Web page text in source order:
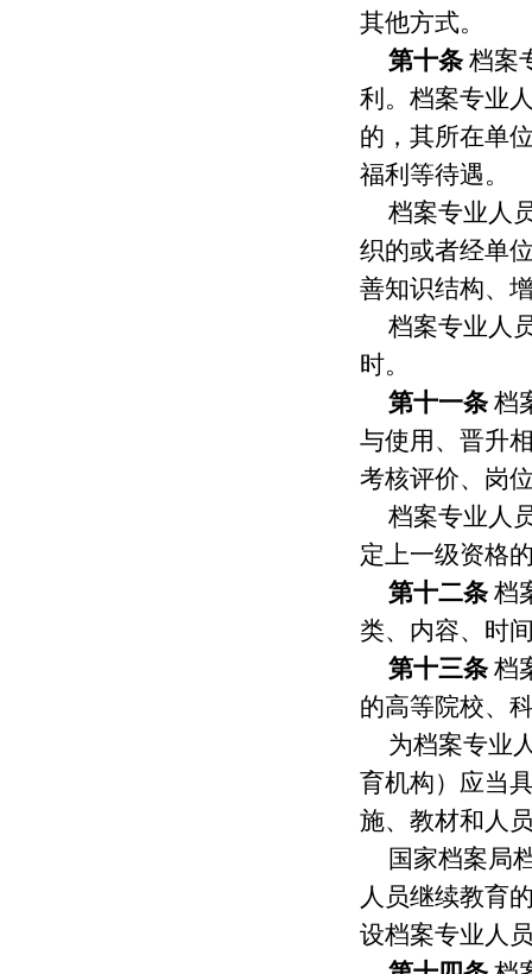
其他方式。
第十条 档案
利。档案专业
的，其所在单
福利等待遇。
档案专业人
织的或者经单
善知识结构、
档案专业人
时。
第十一条 档
与使用、晋升
考核评价、岗
档案专业人
定上一级资格
第十二条 档
类、内容、时
第十三条 档
的高等院校、
为档案专业
育机构）应当
施、教材和人
国家档案局
人员继续教育
设档案专业人